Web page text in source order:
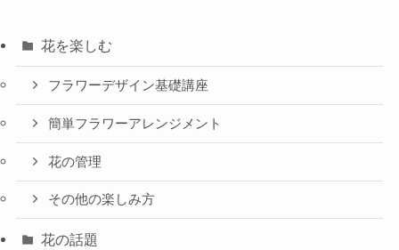
花を楽しむ
フラワーデザイン基礎講座
簡単フラワーアレンジメント
花の管理
その他の楽しみ方
花の話題